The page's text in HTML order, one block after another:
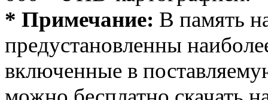
* Примечание: В память
предустановленны
включенные в